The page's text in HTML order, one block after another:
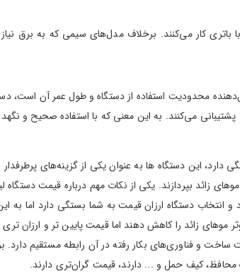
کار می‌کنند. برخلاف مدل‌های سیمی که به برق
محدودیت استفاده از دستگاه و طول عمر آن است،‌
این دستگاه ها به عنوان یکی از گزینه‌های
زائد بپردازند. یکی از نکات مهم درباره قیمت دستگاه
دستگاه ارزان قیمت به شما بستگی دارد اما به
زائد را کاهش دهند اما قیمت پایین تر و ارزان تری
و فناوری‌های بکار رفته در آن رابطه مستقیم دارد.
محافظ، کیف حمل و ... دارند، قیمت گران‌تری دارند.